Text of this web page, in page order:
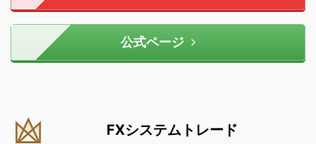
公式ページ
FXシステムトレード